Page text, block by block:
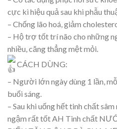
cực kì hiệu quả sau khi phẫu
– Chống lão hoá, giảm
– Hộ trợ tốt trí não cho những
nhiều, căng thẳng mệt mỏi.
CÁCH DÙNG:
– Người lớn ngày dùng 1 lần,
buổi sáng.
– Sau khi uống hết tinh chất
ngậm rất tốt AH Tinh chất